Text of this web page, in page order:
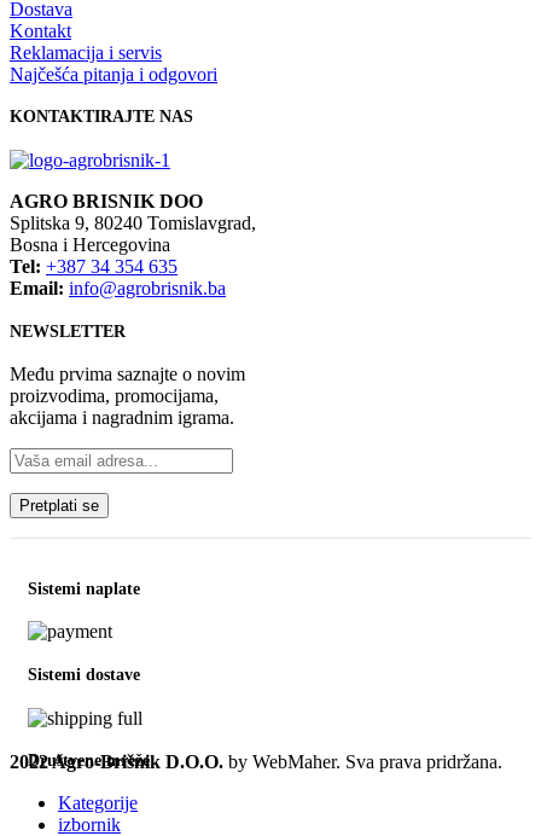
Dostava
Kontakt
Reklamacija i servis
Najčešća pitanja i odgovori
KONTAKTIRAJTE NAS
AGRO BRISNIK DOO
Splitska 9, 80240 Tomislavgrad,
Bosna i Hercegovina
Tel: +387 34 354 635
Email: info@agrobrisnik.ba
NEWSLETTER
Među prvima saznajte o novim
proizvodima, promocijama,
akcijama i nagradnim igrama.
Sistemi naplate
Sistemi dostave
Društvene mreže
2022 Agro-Brišnik D.O.O. by WebMaher. Sva prava pridržana.
Kategorije
izbornik